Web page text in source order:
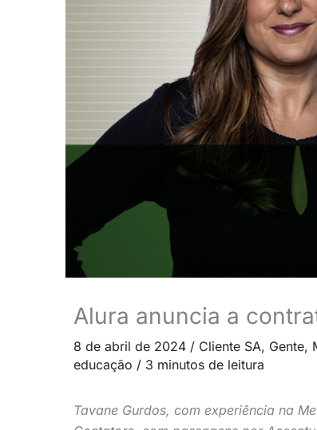
Alura anuncia a
8 de abril de 2024 / Cliente SA, Gente,
educação / 3 minutos de leitura
Tavane Gurdos, com experiência na